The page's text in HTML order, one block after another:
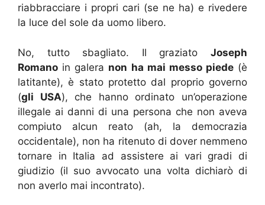
riabbracciare i propri cari (se ne ha) e rivedere
la luce del sole da uomo libero.
No, tutto sbagliato. Il graziato Joseph
Romano in galera non ha mai messo piede(è
latitante), è stato protetto dal proprio governo
(gli USA), che hanno ordinato un’operazione
illegale ai danni di una persona che non aveva
compiuto alcun reato (ah, la democrazia
occidentale), non ha ritenuto di dover nemmeno
tornare in Italia ad assistere ai vari gradi di
giudizio (il suo avvocato una volta dichiarò di
non averlo mai incontrato).